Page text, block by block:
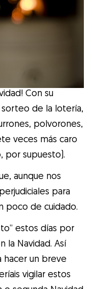
de encontrar y
perros
están
perro como si
Con su
sorteo de la lotería,
polvorones,
veces más caro
por supuesto).
aunque nos
para
poco de cuidado.
estos días por
la Navidad. Así
hacer un breve
vigilar estos